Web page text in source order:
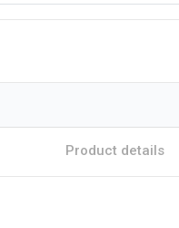
Product details